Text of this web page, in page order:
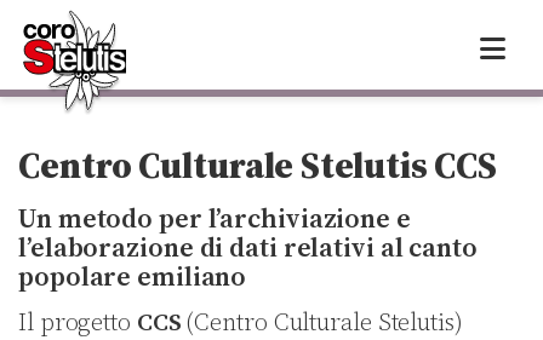
content
Centro Culturale Stelutis CCS
Un metodo per l’archiviazione e
l’elaborazione di dati relativi al canto
popolare emiliano
Il progetto CCS(Centro Culturale Stelutis)